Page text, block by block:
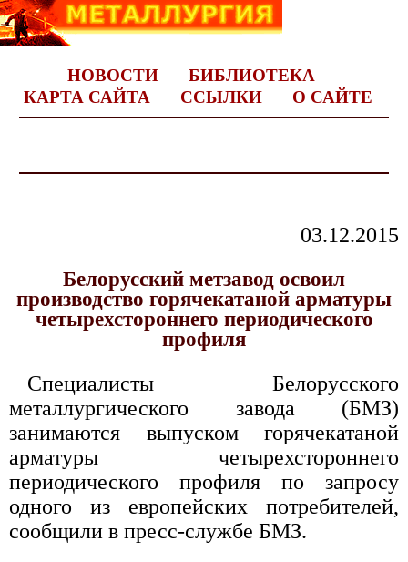
НОВОСТИ
БИБЛИОТЕКА
КАРТА САЙТА
ССЫЛКИ О САЙТЕ
03.12.2015
Белорусский метзавод освоил
производство горячекатаной арматуры
четырехстороннего периодического
профиля
Специалисты Белорусского
металлургического завода (БМЗ)
занимаются выпуском горячекатаной
арматуры четырехстороннего
периодического профиля по запросу
одного из европейских потребителей,
сообщили в пресс-службе БМЗ.